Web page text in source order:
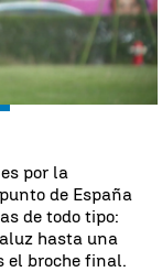
por la
de España
de todo tipo:
hasta una
el broche final.